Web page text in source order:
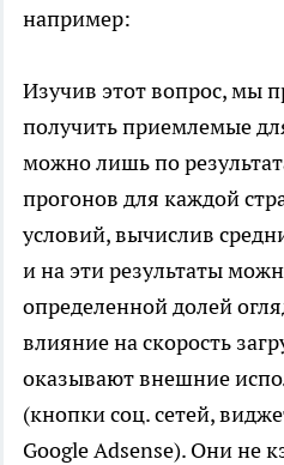
например:
Изучив этот вопрос, мы
получить приемлемые
можно лишь по
прогонов для каждой
условий, вычислив
и на эти результаты
определенной долей
влияние на скорость
оказывают внешние
(кнопки соц. сетей,
Google Adsense). Они не